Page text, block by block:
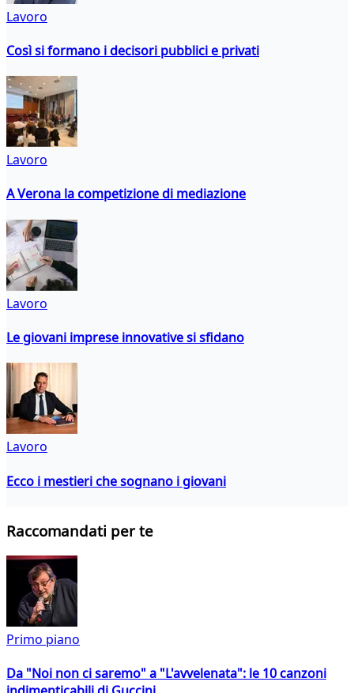
Lavoro
Così si formano i decisori pubblici e privati
Lavoro
A Verona la competizione di mediazione
Lavoro
Le giovani imprese innovative si sfidano
Lavoro
Ecco i mestieri che sognano i giovani
Raccomandati per te
Primo piano
Da "Noi non ci saremo" a "L'avvelenata": le 10 canzoni